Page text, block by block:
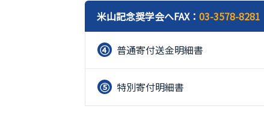
米山記念奨学会へFAX： 03-3578-8281
④ 普通寄付送金明細書
⑤ 特別寄付明細書